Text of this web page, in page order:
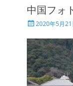
中国フォ
投
日
2020年5月21